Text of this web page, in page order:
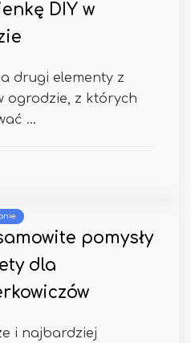
DIY w
drugi elementy z
ogrodzie, z których
...
pomysły
dla
i najbardziej